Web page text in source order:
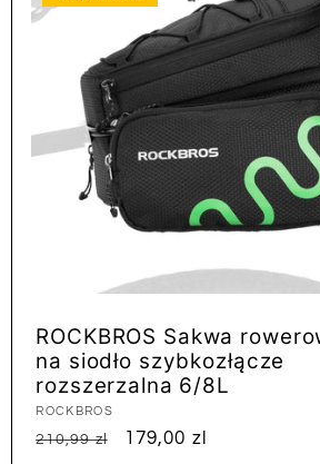
ROCKBROS Sakwa
na siodło szybkozłącze
rozszerzalna 6/8L
Dostawca:
ROCKBROS
Cena
210,99 zl
Cena
179,00 zl